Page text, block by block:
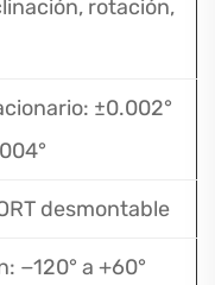
rotación,
±0.002°
desmontable
−120° a +60°